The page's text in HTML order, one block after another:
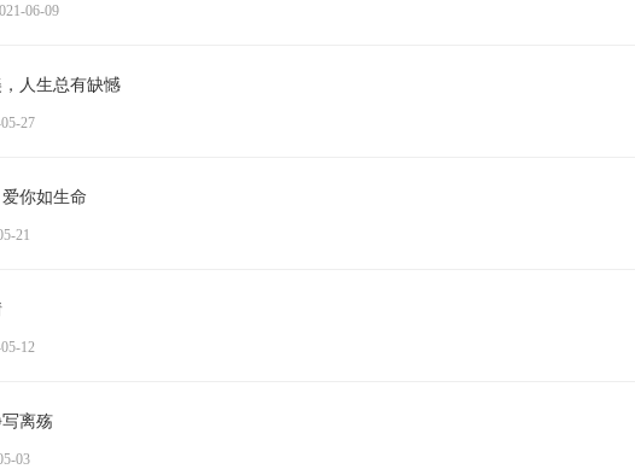
06-09
人生总有缺憾
27
你如生命
21
12
离殇
03